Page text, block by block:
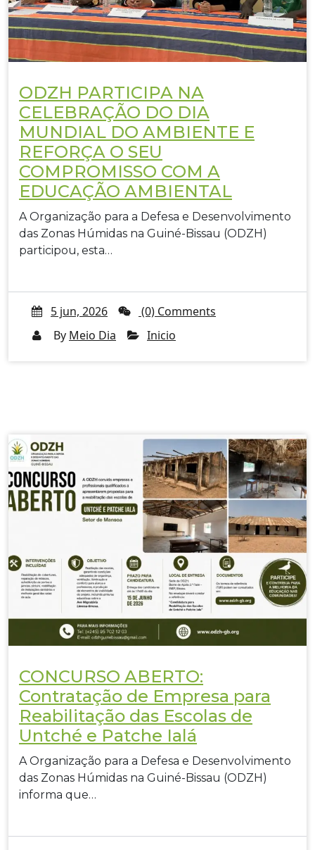
ODZH PARTICIPA NA
CELEBRAÇÃO DO DIA
MUNDIAL DO AMBIENTE E
REFORÇA O SEU
COMPROMISSO COM A
EDUCAÇÃO AMBIENTAL
A Organização para a Defesa e Desenvolvimento
das Zonas Húmidas na Guiné-Bissau (ODZH)
participou, esta…
5 jun, 2026
(0) Comments
By Meio Dia Inicio
CONCURSO ABERTO:
Contratação de Empresa para
Reabilitação das Escolas de
Untché e Patche Ialá
A Organização para a Defesa e Desenvolvimento
das Zonas Húmidas na Guiné-Bissau (ODZH)
informa que…